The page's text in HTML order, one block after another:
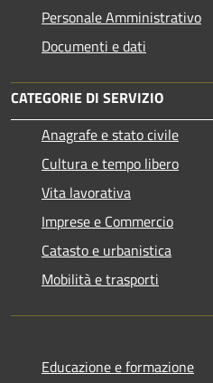
Personale Amministrativo
Documenti e dati
CATEGORIE DI SERVIZIO
Anagrafe e stato civile
Cultura e tempo libero
Vita lavorativa
Imprese e Commercio
Catasto e urbanistica
Mobilità e trasporti
Educazione e formazione